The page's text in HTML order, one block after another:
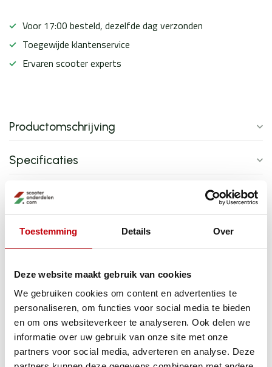
Toestemming Details Over
Deze website maakt gebruik van cookies
We gebruiken cookies om content en advertenties te
personaliseren, om functies voor social media te bieden
en om ons websiteverkeer te analyseren. Ook delen we
informatie over uw gebruik van onze site met onze
partners voor social media, adverteren en analyse. Deze
Voor 17:00 besteld, dezelfde dag verzonden
Toegewijde klantenservice
Ervaren scooter experts
Productomschrijving
Specificaties
Product bundels
Peugeot Kisbee en Django 4-takt EURO 4/5
motorolie (1L)
+